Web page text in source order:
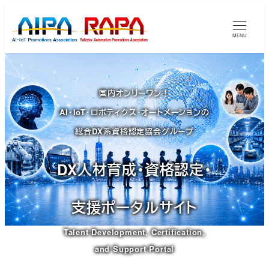
イ
ン
コ
ン
テ
ン
ツ
へ
移
動
MENU
国内オンリーワン！
AI・IoT・ロボティクス・オートメーションの
総合DX系資格認定協会グループ
DX人材育成・資格認定・
支援ポータルサイト
Talent Development, Certification,
and Support Portal